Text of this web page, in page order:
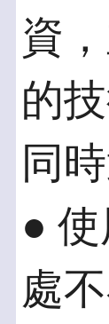
資
的
同
●
處